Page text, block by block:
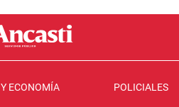
ECONOMÍA POLICIALES